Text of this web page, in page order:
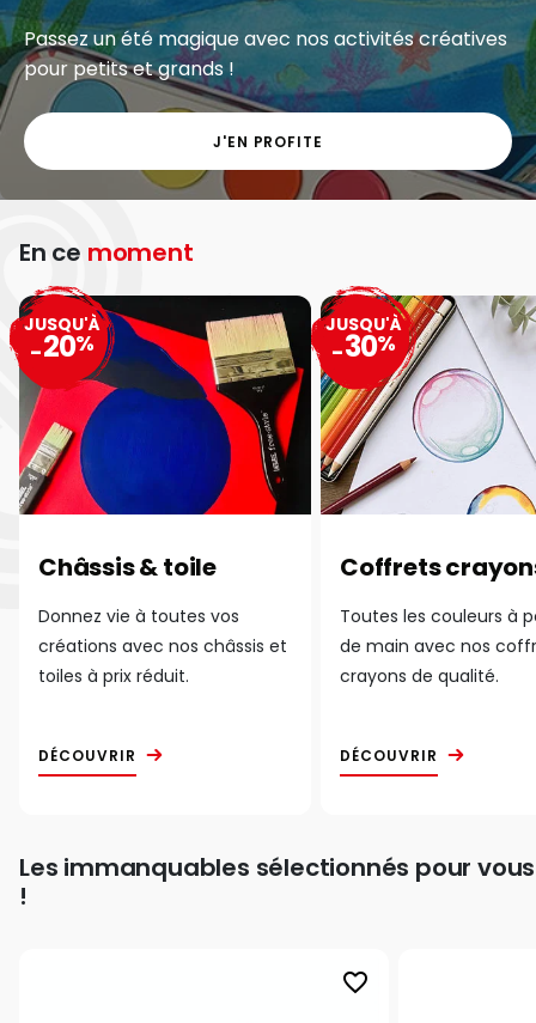
Passez un été magique avec nos activités créatives
pour petits et grands !
J'EN PROFITE
En ce moment
Châssis & toile
Donnez vie à toutes vos
créations avec nos châssis et
toiles à prix réduit.
DÉCOUVRIR
JUSQU'À
-20%
Coffrets
Toutes les couleurs à
de main avec nos
crayons de qualité.
DÉCOUVRIR
JUSQU'À
-30%
Les immanquables sélectionnés pour vous
!
favorite_border